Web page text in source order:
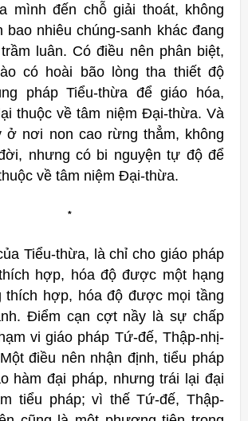
mình đến chỗ giải thoát, không
bao nhiêu chúng-sanh khác đang
luân. Có điều nên phân biệt,
có hoài bão lòng tha thiết độ
pháp Tiểu-thừa để giáo hóa,
thuộc về tâm niệm Đại-thừa. Và
ở nơi non cao rừng thẳm, không
nhưng có bi nguyện tự độ để
về tâm niệm Đại-thừa.
*
Tiểu-thừa, là chỉ cho giáo pháp
hợp, hóa độ được một hạng
thích hợp, hóa độ được mọi tầng
Điểm cạn cợt nầy là sự chấp
vi giáo pháp Tứ-đế, Thập-nhị-
điều nên nhận định, tiểu pháp
hàm đại pháp, nhưng trái lại đại
tiểu pháp; vì thế Tứ-đế, Thập-